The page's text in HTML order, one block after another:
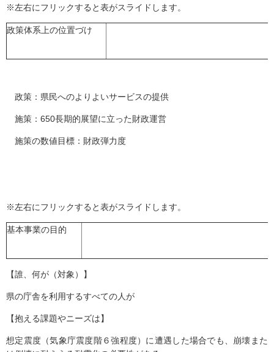
※左右にフリックすると表がスライドします。
政策体系上の位置づけ
政策：県民へのよりよいサービスの提供
施策：650長期的展望に立った財政運営
施策の数値目標：財政弾力度
※左右にフリックすると表がスライドします。
基本事業の目的
【誰、何が（対象）】
県の庁舎を利用するすべての人が
【抱える課題やニーズは】
想定震度（気象庁震度階６強程度）に遭遇した場合でも、崩壊また